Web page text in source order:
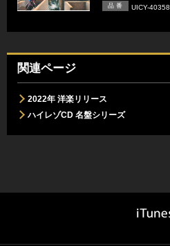
品 番 UICY-40358
関連ページ
2022年 洋楽リリース
ハイレゾCD 名盤シリーズ